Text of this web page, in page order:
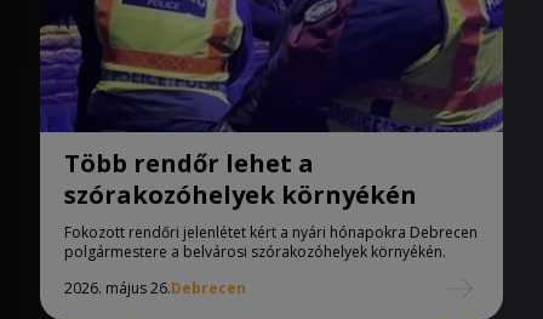
Több rendőr lehet a
szórakozóhelyek környékén
Fokozott rendőri jelenlétet kért a nyári hónapokra Debrecen
polgármestere a belvárosi szórakozóhelyek környékén.
2026. május 26.Debrecen